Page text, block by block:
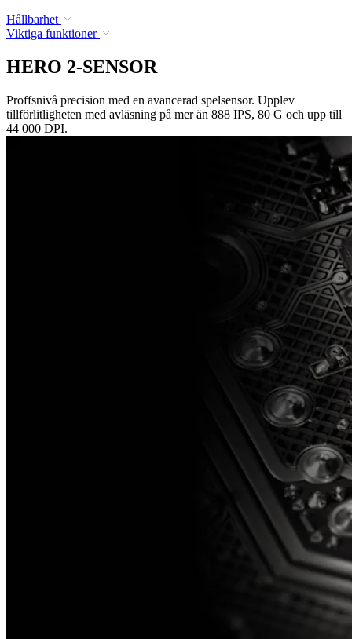
Hållbarhet
Viktiga funktioner
HERO 2-SENSOR
Proffsnivå precision med en avancerad spelsensor. Upplev
tillförlitligheten med avläsning på mer än 888 IPS, 80 G och upp till
44 000 DPI.